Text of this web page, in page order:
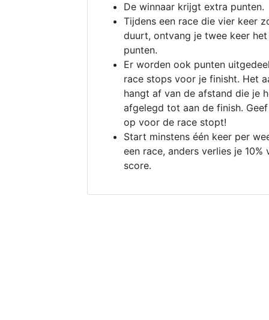
De winnaar krijgt extra punten.
Tijdens een race die vier keer
duurt, ontvang je twee keer
punten.
Er worden ook punten
race stops voor je finisht. Het
hangt af van de afstand die je
afgelegd tot aan de finish.
op voor de race stopt!
Start minstens één keer per
een race, anders verlies je 10%
score.